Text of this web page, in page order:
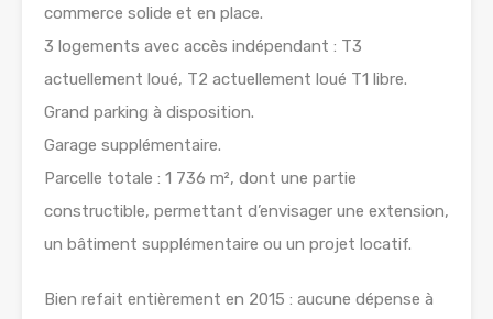
commerce solide et en place.
3 logements avec accès indépendant : T3
actuellement loué, T2 actuellement loué T1 libre.
Grand parking à disposition.
Garage supplémentaire.
Parcelle totale : 1 736 m², dont une partie
constructible, permettant d’envisager une extension,
un bâtiment supplémentaire ou un projet locatif.
Bien refait entièrement en 2015 : aucune dépense à